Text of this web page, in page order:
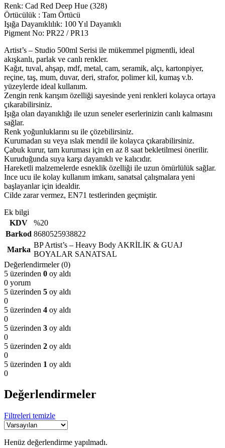
Renk: Cad Red Deep Hue (328)
Örtücülük : Tam Örtücü
Işığa Dayanıklılık: 100 Yıl Dayanıklı
Pigment No: PR22 / PR13
Artist’s – Studio 500ml Serisi ile mükemmel pigmentli, ideal
akışkanlı, parlak ve canlı renkler.
Kağıt, tuval, ahşap, mdf, metal, cam, seramik, alçı, kartonpiyer,
reçine, taş, mum, duvar, deri, strafor, polimer kil, kumaş v.b.
yüzeylerde ideal kullanım.
Zengin renk karışım özelliği sayesinde yeni renkleri kolayca ortaya
çıkarabilirsiniz.
Işığa olan dayanıklığı ile uzun seneler eserlerinizin canlı kalmasını
sağlar.
Renk yoğunluklarını su ile çözebilirsiniz.
Kurumadan su veya ıslak mendil ile kolayca çıkarabilirsiniz.
Çabuk kurur, tam kuruması için en az 8 saat bekletilmesi önerilir.
Kuruduğunda suya karşı dayanıklı ve kalıcıdır.
Hareketli malzemelerde esneklik özelliği ile uzun ömürlülük sağlar.
Ince ucu ile kolay kullanım imkanı, sanatsal çalışmalara yeni
başlayanlar için idealdir.
Cilde zarar vermez, EN71 testlerinden geçmiştir.
Ek bilgi
KDV
%20
Barkod 8680525938822
Marka
BP Artist’s – Heavy Body AKRİLİK & GUAJ
BOYALAR SANATSAL
Değerlendirmeler (0)
5 üzerinden 0 oy aldı
0 yorum
5 üzerinden 5 oy aldı
0
5 üzerinden 4 oy aldı
0
5 üzerinden 3 oy aldı
0
5 üzerinden 2 oy aldı
0
5 üzerinden 1 oy aldı
0
Değerlendirmeler
Filtreleri temizle
Henüz değerlendirme yapılmadı.